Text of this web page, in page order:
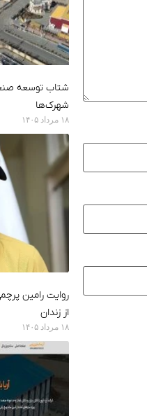
شتاب توسعه
شهرک‌ها
۱۸ مرداد ۱۴۰۵
روایت رامین
از زندان
۱۸ مرداد ۱۴۰۵